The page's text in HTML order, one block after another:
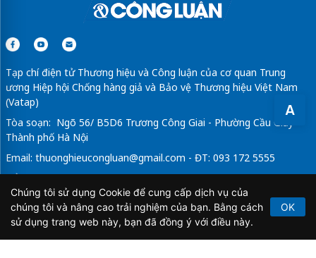
A
Tạp chí điện tử Thương hiệu và Công luận của cơ quan Trung
ương Hiệp hội Chống hàng giả và Bảo vệ Thương hiệu Việt Nam
(Vatap)
Tòa soạn: Ngõ 56/ B5D6 Trương Công Giai - Phường Cầu Giấy -
Thành phố Hà Nội
Email: thuonghieucongluan@gmail.com - ĐT: 093 172 5555
Tổng Biên Tập: Vũ Đức Thuận
Giấy phép hoạt động báo chí điện tử số 64/GP-BTTTT do Bộ
Thông tin và Truyền thông cấp ngày 21/2/2020.
Chúng tôi sử dụng Cookie để cung cấp dịch vụ của
chúng tôi và nâng cao trải nghiệm của bạn. Bằng cách
sử dụng trang web này, bạn đã đồng ý với điều này.
OK